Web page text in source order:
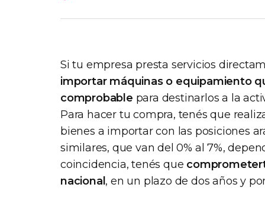
Si tu empresa presta servicios
importar máquinas o equipamiento
comprobable para destinarlos a la
Para hacer tu compra, tenés que
bienes a importar con las posiciones
similares, que van del 0% al 7%,
coincidencia, tenés que
nacional , en un plazo de dos años y